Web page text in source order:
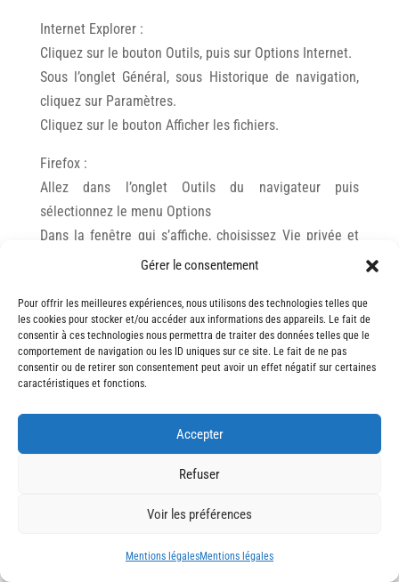
Gérer le consentement
Pour offrir les meilleures expériences, nous utilisons des technologies telles que
les cookies pour stocker et/ou accéder aux informations des appareils. Le fait de
consentir à ces technologies nous permettra de traiter des données telles que le
comportement de navigation ou les ID uniques sur ce site. Le fait de ne pas
consentir ou de retirer son consentement peut avoir un effet négatif sur certaines
caractéristiques et fonctions.
Accepter
Refuser
Voir les préférences
Mentions légalesMentions légales
Internet Explorer :
Cliquez sur le bouton Outils, puis sur Options Internet.
Sous l’onglet Général, sous Historique de navigation,
cliquez sur Paramètres.
Cliquez sur le bouton Afficher les fichiers.
Firefox :
Allez dans l’onglet Outils du navigateur puis
sélectionnez le menu Options
Dans la fenêtre qui s’affiche, choisissez Vie privée et
cliquez sur Affichez les cookies
Safari :
Dans votre navigateur, choisissez le menu Édition >
Préférences.
Cliquez sur Sécurité.
Cliquez sur Afficher les cookies.
Cliquez sur l’icône du menu Outils.
Cliquez sur l’onglet Options avancées et accédez à la
Cliquez sur le bouton Afficher les cookies.